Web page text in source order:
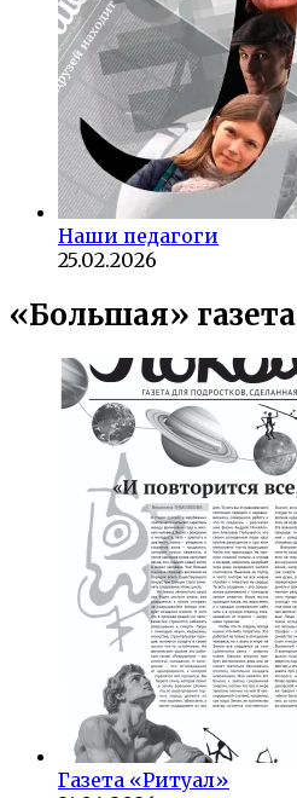
Наши педагоги
25.02.2026
«Большая» газета
Газета «Ритуал»